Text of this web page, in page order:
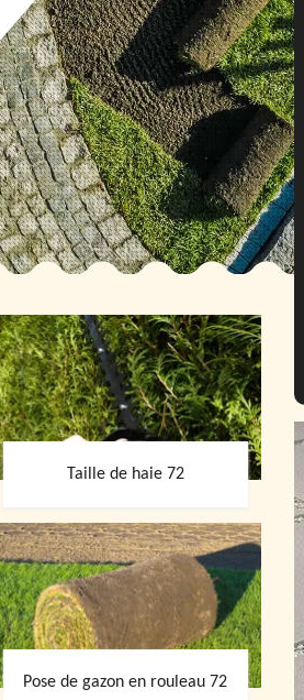
Taille de haie 72
Pose de gazon en rouleau 72